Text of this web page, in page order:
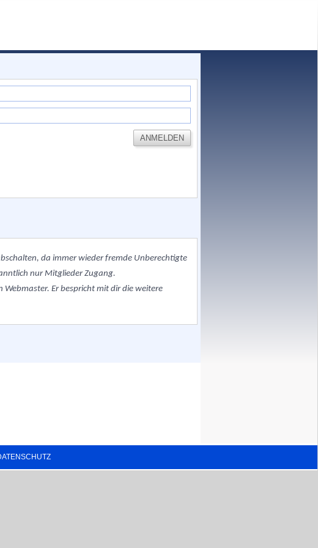
da immer wieder fremde Unberechtigte
nur Mitglieder Zugang.
Er bespricht mit dir die weitere